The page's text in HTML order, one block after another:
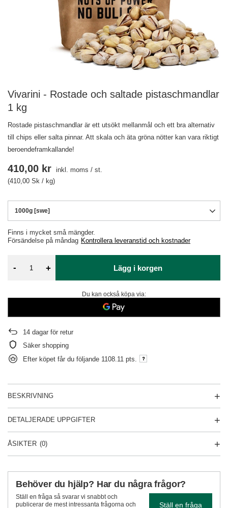
Vivarini - Rostade och saltade pistaschmandlar
1 kg
Rostade pistaschmandlar är ett utsökt mellanmål och ett bra alternativ
till chips eller salta pinnar. Att skala och äta gröna nötter kan vara riktigt
beroendeframkallande!
1000g [swe]
Finns i mycket små mängder
Försändelse på måndag Kontrollera leveranstid och kostnader
410,00 kr inkl. moms / st.
(410,00 Sk / kg)
- + Lägg i korgen
Du kan också köpa via:
14 dagar för retur
Säker shopping
Efter köpet får du följande 1108.11 pts.
BESKRIVNING
DETALJERADE UPPGIFTER
ÅSIKTER (0)
Behöver du hjälp? Har du några frågor?
Ställ en fråga så svarar vi snabbt och
publicerar de mest intressanta frågorna och
Ställ en fråga